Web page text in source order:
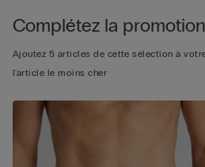
Complétez la promotion
Ajoutez 5 articles de cette sélection à
l'article le moins cher